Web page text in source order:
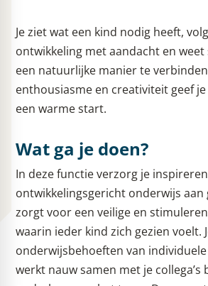
Je ziet wat een kind nodig heeft,
ontwikkeling met aandacht en
een natuurlijke manier te
enthousiasme en creativiteit geef
een warme start.
Wat ga je doen?
In deze functie verzorg je
ontwikkelingsgericht onderwijs aan
zorgt voor een veilige en
waarin ieder kind zich gezien voelt.
onderwijsbehoeften van
werkt nauw samen met je collega’s